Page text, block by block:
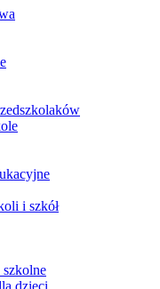
i szkół
szkolne
dzieci